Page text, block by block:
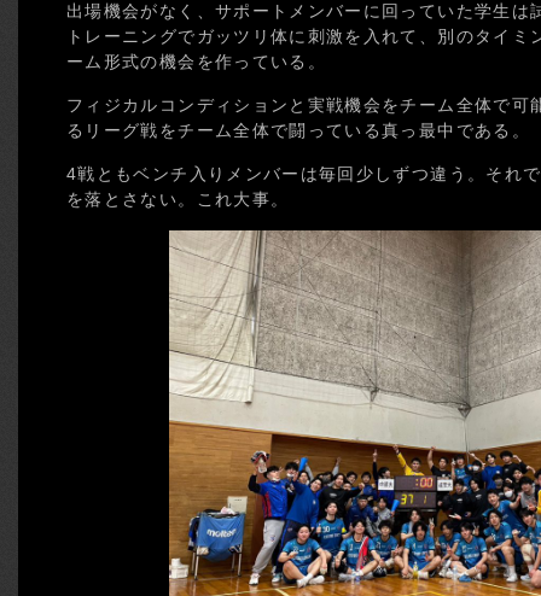
出場機会がなく、サポートメンバーに回っていた学生は
トレーニングでガッツリ体に刺激を入れて、別のタイ
ーム形式の機会を作っている。
フィジカルコンディションと実戦機会をチーム全体で可
るリーグ戦をチーム全体で闘っている真っ最中である。
4戦ともベンチ入りメンバーは毎回少しずつ違う。それ
を落とさない。これ大事。